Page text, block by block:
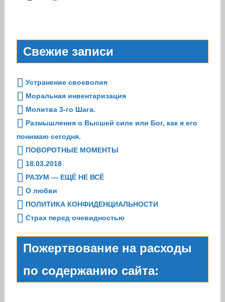
Свежие записи
Устранение своеволия
Моральная инвентаризация
Молитва 3-го Шага.
Размышления о Высшей силе или Бог, как я его
понимаю сегодня.
ПОВОРОТНЫЕ МОМЕНТЫ
18.03.2018
РАЗУМ — ЕЩЁ НЕ ВСЁ
О любви
ПОЛИТИКА КОНФИДЕНЦИАЛЬНОСТИ
Страх перед очевидностью
Пожертвование на расходы
по содержанию сайта: